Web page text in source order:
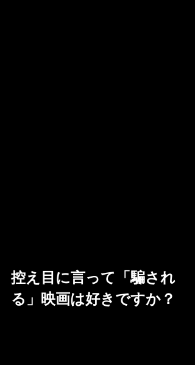
控え目に言って「騙され
る」映画は好きですか？